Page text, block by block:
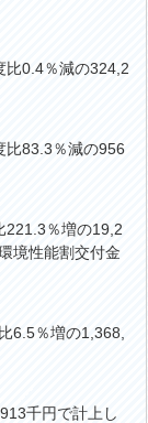
0.4％減の324,2
83.3％減の956
％増の19,2
境性能割交付金
6.5％増の1,368,
千円で計上し